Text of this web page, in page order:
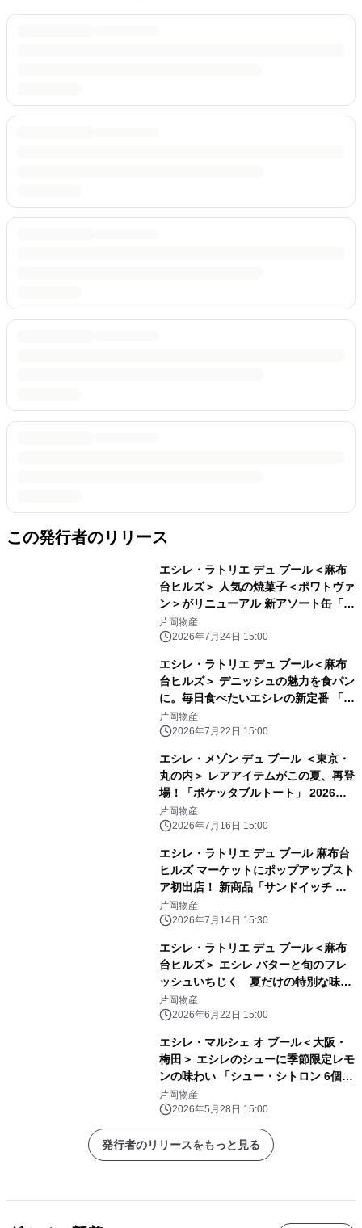
この発行者のリリース
エシレ・ラトリエ デュ ブール＜麻布
台ヒルズ＞ 人気の焼菓子＜ポワトヴァ
ン＞がリニューアル 新アソート缶「サ
ブレ トロワ」含む焼菓子ラインアップ
が刷新
片岡物産
2026年7月24日 15:00
エシレ・ラトリエ デュ ブール＜麻布
台ヒルズ＞ デニッシュの魅力を食パン
に。毎日食べたいエシレの新定番 「パ
ン・ダノワ・エシレ」2026年7月29日
（水）新発売
片岡物産
2026年7月22日 15:00
エシレ・メゾン デュ ブール ＜東京・
丸の内＞ レアアイテムがこの夏、再登
場！「ポケッタブルトート」 2026年7
月18日（土）～数量限定販売
片岡物産
2026年7月16日 15:00
エシレ・ラトリエ デュ ブール 麻布台
ヒルズ マーケットにポップアップスト
ア初出店！ 新商品「サンドイッチ ク
ロワッサン ぺシュ・メルバ」を先行発
売
片岡物産
2026年7月14日 15:30
エシレ・ラトリエ デュ ブール＜麻布
台ヒルズ＞ エシレ バターと旬のフレ
ッシュいちじく 夏だけの特別な味わ
い 「サンドイッチ クロワッサン フィ
グ・フレッシュ・エ・クーリ・フラン
片岡物産
2026年6月22日 15:00
エシレ・マルシェ オ ブール＜大阪・
梅田＞ エシレのシューに季節限定レモ
ンの味わい 「シュー・シトロン 6個
入」新発売
片岡物産
2026年5月28日 15:00
発行者のリリースをもっと見る